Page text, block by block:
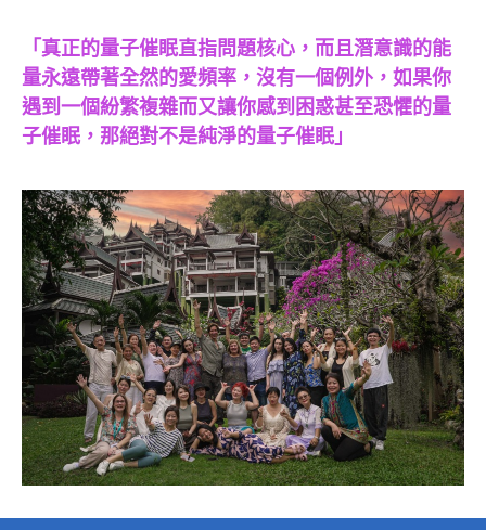
「真正的量子催眠直指問題核心，而且潛意識的能
量永遠帶著全然的愛頻率，沒有一個例外，如果你
遇到一個紛繁複雜而又讓你感到困惑甚至恐懼的量
子催眠，那絕對不是純淨的量子催眠」